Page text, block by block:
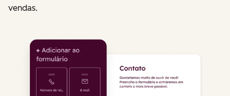
vendas.